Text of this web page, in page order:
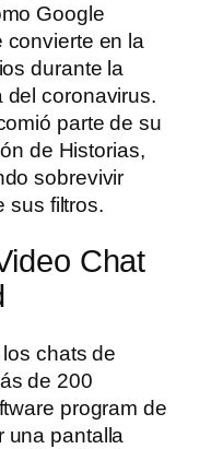
Google
convierte en la
durante la
del coronavirus.
parte de su
de Historias,
sobrevivir
sus filtros.
Chat
chats de
de 200
program de
una pantalla